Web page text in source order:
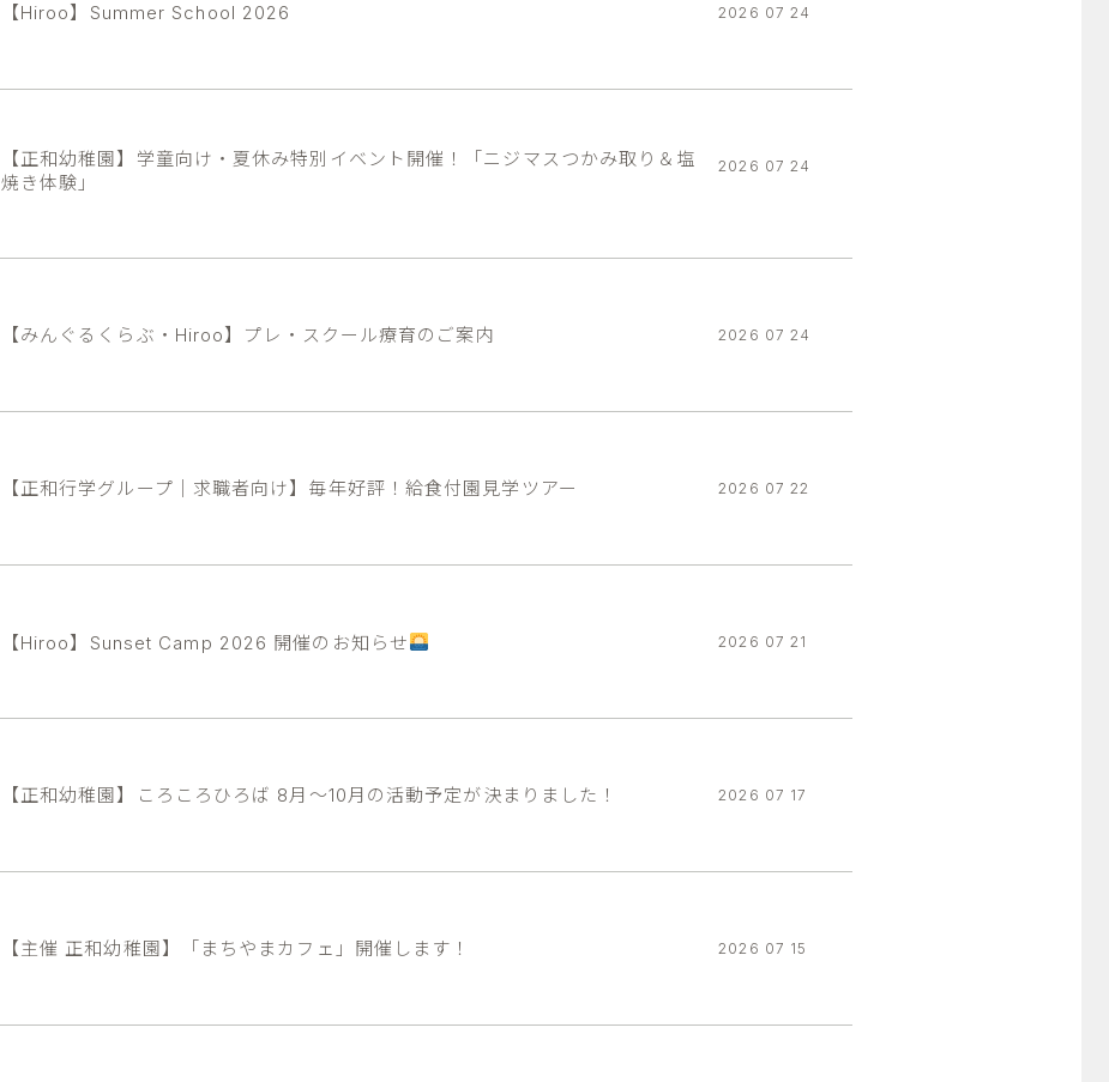
【Hiroo】Summer School 2026 2026 07 24
【正和幼稚園】学童向け・夏休み特別イベント開催！「ニジマスつかみ取り＆塩
焼き体験」
2026 07 24
【みんぐるくらぶ・Hiroo】プレ・スクール療育のご案内 2026 07 24
【正和行学グループ｜求職者向け】毎年好評！給食付園見学ツアー 2026 07 22
【Hiroo】Sunset Camp 2026 開催のお知らせ 2026 07 21
【正和幼稚園】ころころひろば 8月～10月の活動予定が決まりました！ 2026 07 17
【主催 正和幼稚園】「まちやまカフェ」開催します！ 2026 07 15